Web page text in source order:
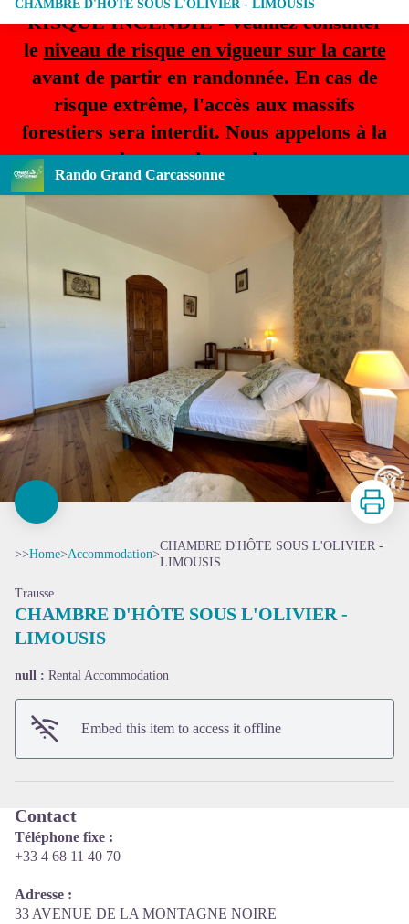
RISQUE INCENDIE - Veuillez consulter
le niveau de risque en vigueur sur la carte
avant de partir en randonnée. En cas de
risque extrême, l'accès aux massifs
forestiers sera interdit. Nous appelons à la
plus grande prudence.
Rando Grand Carcassonne
CHAMBRE D'HÔTE SOUS L'OLIVIER - LIMOUSIS
Print
>>Home>Accommodation>
CHAMBRE D'HÔTE SOUS L'OLIVIER -
LIMOUSIS
Trausse
CHAMBRE D'HÔTE SOUS L'OLIVIER -
LIMOUSIS
null : Rental Accommodation
Embed this item to access it offline
Contact
Téléphone fixe :
+33 4 68 11 40 70
Adresse :
33 AVENUE DE LA MONTAGNE NOIRE